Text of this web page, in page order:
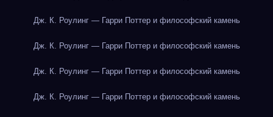
Дж. К. Роулинг — Гарри Поттер и философский камень
Дж. К. Роулинг — Гарри Поттер и философский камень
Дж. К. Роулинг — Гарри Поттер и философский камень
Дж. К. Роулинг — Гарри Поттер и философский камень